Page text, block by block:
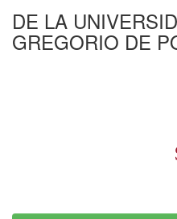
DE LA
GREGORIO DE